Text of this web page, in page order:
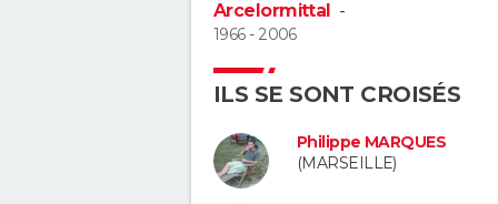
Arcelormittal -
1966 - 2006
ILS SE SONT CROISÉS
Philippe MARQUES
(MARSEILLE)